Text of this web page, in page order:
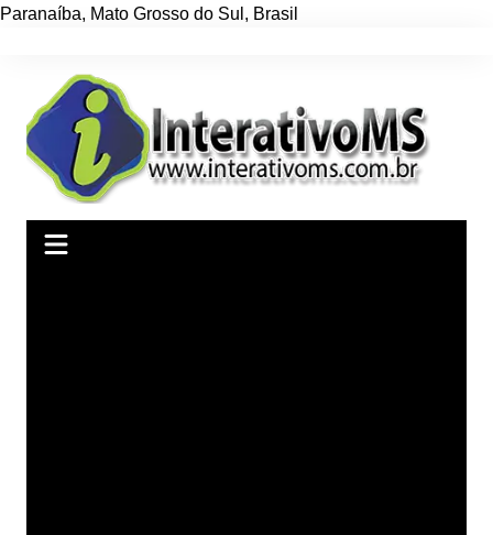
Paranaíba, Mato Grosso do Sul , Brasil
conteúdo